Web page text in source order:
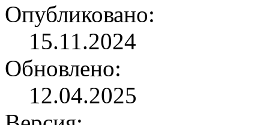
Опубликовано:
15.11.2024
Обновлено:
12.04.2025